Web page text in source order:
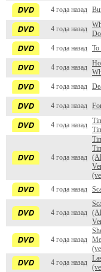
4 года назад
4 года назад
Do
4 года назад To
4 года назад
4 года назад
4 года назад
4 года назад
4 года назад
4 года назад
4 года назад
4 года назад
4 года назад